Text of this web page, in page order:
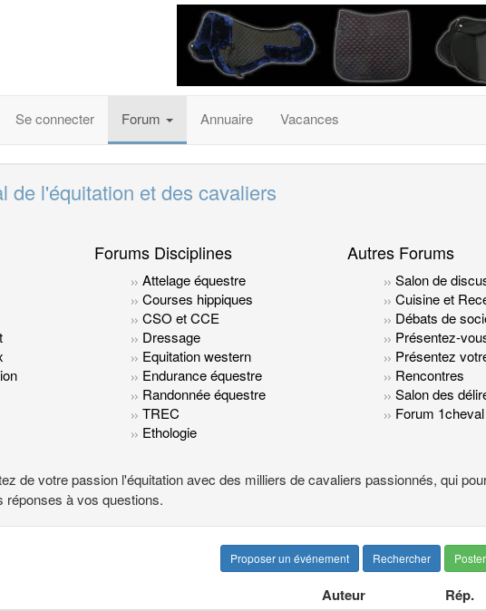
Se connecter Forum Annuaire Vacances
de l'équitation et des cavaliers
Forums Disciplines
Attelage équestre
Courses hippiques
CSO et CCE
Dressage
Equitation western
Endurance équestre
Randonnée équestre
TREC
Ethologie
Autres Forums
Salon de
Cuisine et
Débats de
Présentez-
Présentez
Rencontres
Salon des
Forum 1cheval
de votre passion l'équitation avec des milliers de cavaliers passionnés, qui
réponses à vos questions.
Proposer un événement Rechercher
Auteur Rép.